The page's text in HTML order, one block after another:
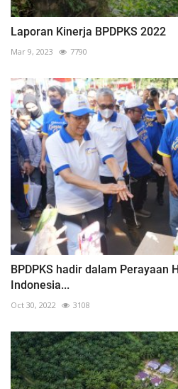
Laporan Kinerja BPDPKS 2022
Mar 9, 2023 7790
BPDPKS hadir dalam Perayaan
Indonesia...
Oct 30, 2022 3108